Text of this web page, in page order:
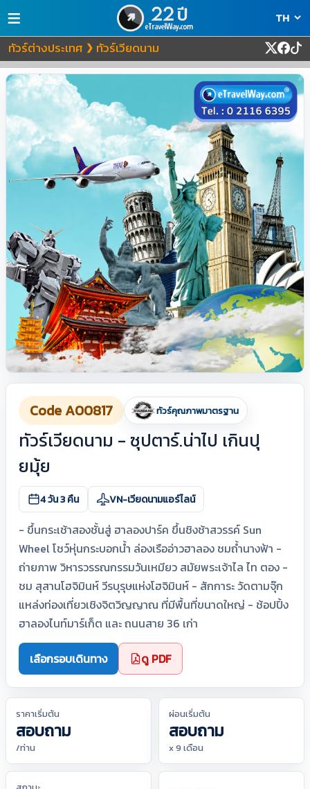
≡
ทัวร์ต่างประเทศ ❯ ทัวร์เวียดนาม
Code A00817 ทัวร์คุณภาพมาตรฐาน
ทัวร์เวียดนาม - ซุปตาร์.น่าไป เกินปุ
ยมุ้ย
4 วัน 3 คืน VN-เวียดนามแอร์ไลน์
- ขึ้นกระเช้าสองชั้นสู่ ฮาลองปาร์ค ขึ้นชิงช้าสวรรค์ Sun
Wheel โชว์หุ่นกระบอกน้ำ ล่องเรืออ่าวฮาลอง ชมถ้ำนางฟ้า -
ถ่ายภาพ วิหารวรรณกรรมวันเหมียว สมัยพระเจ้าไล ไท ตอง -
ชม สุสานโฮจิมินห์ วีรบุรุษแห่งโฮจิมินห์ - สักการะ วัดตามจุ๊ก
แหล่งท่องเที่ยวเชิงจิตวิญญาณ ที่มีพื้นที่ขนาดใหญ่ - ช้อปปิ้ง
ฮาลองไนท์มาร์เก็ต และ ถนนสาย 36 เก่า
เลือกรอบเดินทาง ดู PDF
ราคาเริ่มต้น
สอบถาม
/ท่าน
ผ่อนเริ่มต้น
สอบถาม
x 9 เดือน